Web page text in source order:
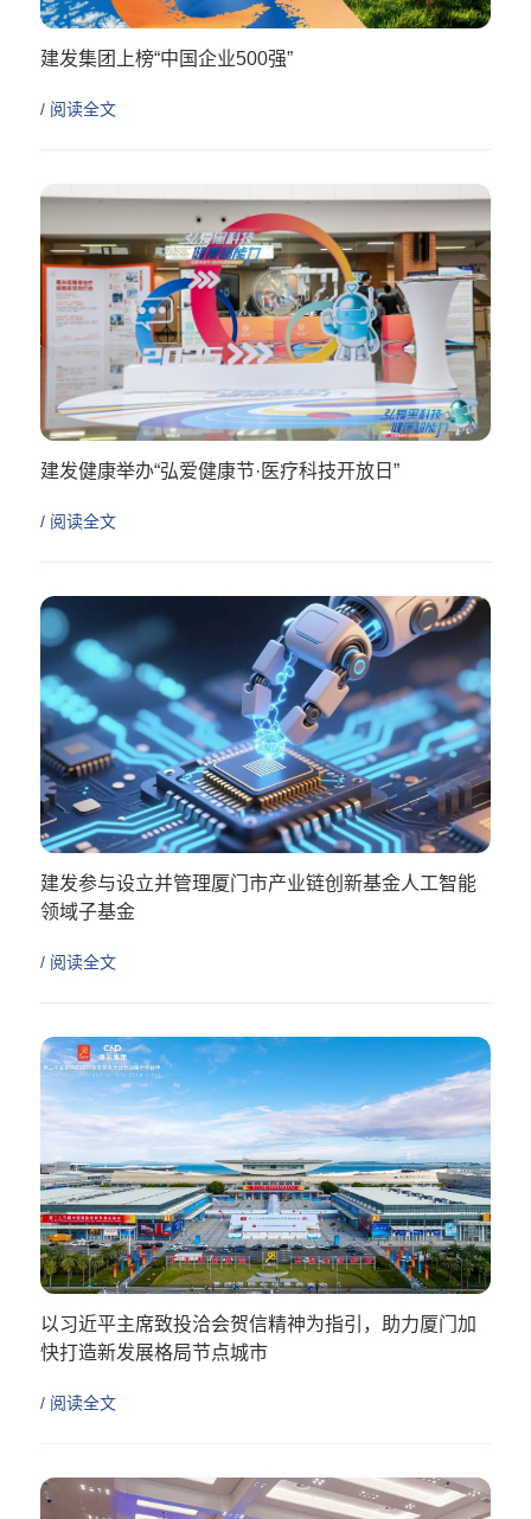
建发集团上榜“中国企业500强”
/ 阅读全文
建发健康举办“弘爱健康节·医疗科技开放日”
/ 阅读全文
建发参与设立并管理厦门市产业链创新基金人工智能
领域子基金
/ 阅读全文
以习近平主席致投洽会贺信精神为指引，助力厦门加
快打造新发展格局节点城市
/ 阅读全文